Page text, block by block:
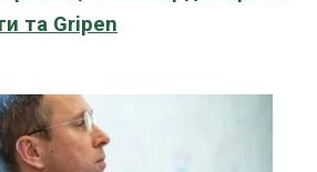
та Gripen